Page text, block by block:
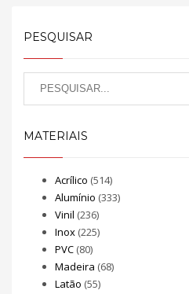
PESQUISAR
MATERIAIS
Acrílico (514)
Alumínio (333)
Vinil (236)
Inox (225)
PVC (80)
Madeira (68)
Latão (55)